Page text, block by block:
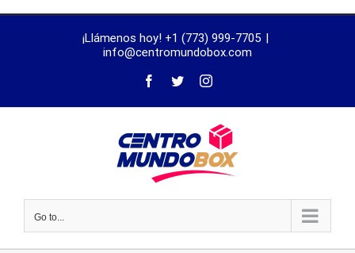
¡Llámenos hoy! +1 (773) 999-7705 |
info@centromundobox.com
Go to...